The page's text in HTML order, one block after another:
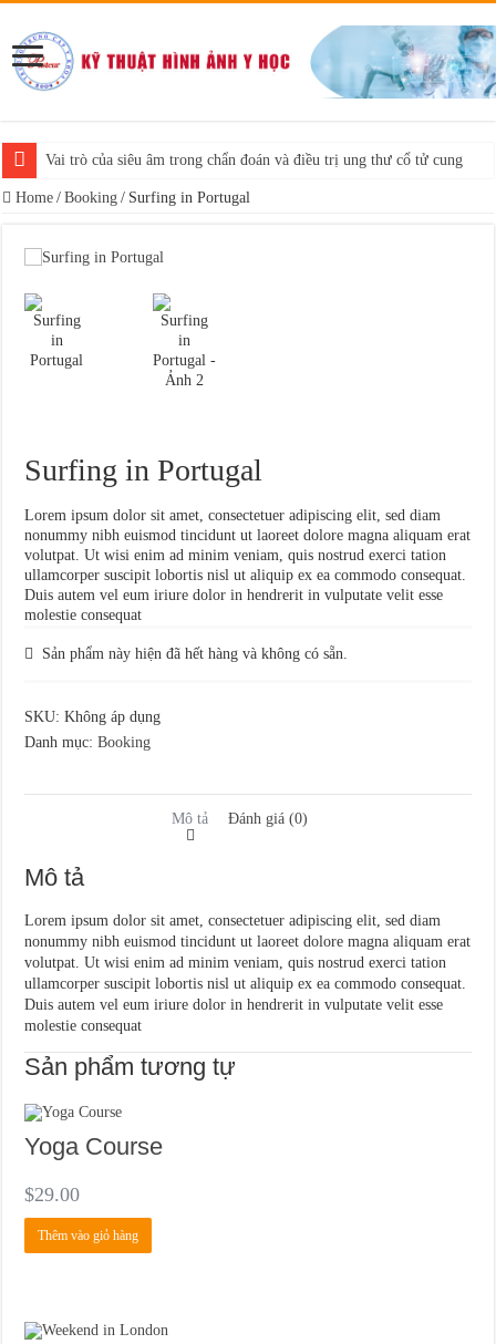
Vai trò của siêu âm trong chẩn đoán và điều trị ung thư cổ tử cung
Home / Booking / Surfing in Portugal
Surfing in Portugal
Lorem ipsum dolor sit amet, consectetuer adipiscing elit, sed diam
nonummy nibh euismod tincidunt ut laoreet dolore magna aliquam erat
volutpat. Ut wisi enim ad minim veniam, quis nostrud exerci tation
ullamcorper suscipit lobortis nisl ut aliquip ex ea commodo consequat.
Duis autem vel eum iriure dolor in hendrerit in vulputate velit esse
molestie consequat
Sản phẩm này hiện đã hết hàng và không có sẵn.
SKU:Không áp dụng
Danh mục:Booking
Mô tả Đánh giá (0)
Mô tả
Lorem ipsum dolor sit amet, consectetuer adipiscing elit, sed diam
nonummy nibh euismod tincidunt ut laoreet dolore magna aliquam erat
volutpat. Ut wisi enim ad minim veniam, quis nostrud exerci tation
ullamcorper suscipit lobortis nisl ut aliquip ex ea commodo consequat.
Duis autem vel eum iriure dolor in hendrerit in vulputate velit esse
molestie consequat
Sản phẩm tương tự
Yoga Course
$29.00
Thêm vào giỏ hàng